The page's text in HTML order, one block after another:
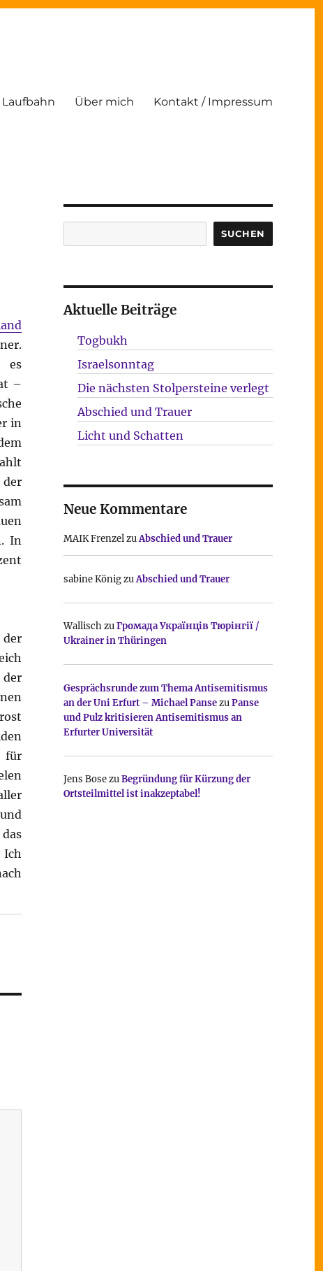
Über mich Kontakt / Impressum
es
–
in
In
für
Ich
SUCHEN
Aktuelle Beiträge
Togbukh
Israelsonntag
Die nächsten Stolpersteine verlegt
Abschied und Trauer
Licht und Schatten
Neue Kommentare
MAIK FrenzelzuAbschied und Trauer
sabine KönigzuAbschied und Trauer
WallischzuГромада Українців Тюрінгії /
Ukrainer in Thüringen
Gesprächsrunde zum Thema Antisemitismus
an der Uni Erfurt – Michael PansezuPanse
und Pulz kritisieren Antisemitismus an
Erfurter Universität
Jens BosezuBegründung für Kürzung der
Ortsteilmittel ist inakzeptabel!